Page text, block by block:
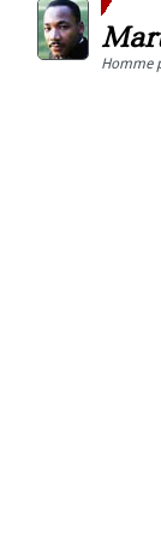
Homme